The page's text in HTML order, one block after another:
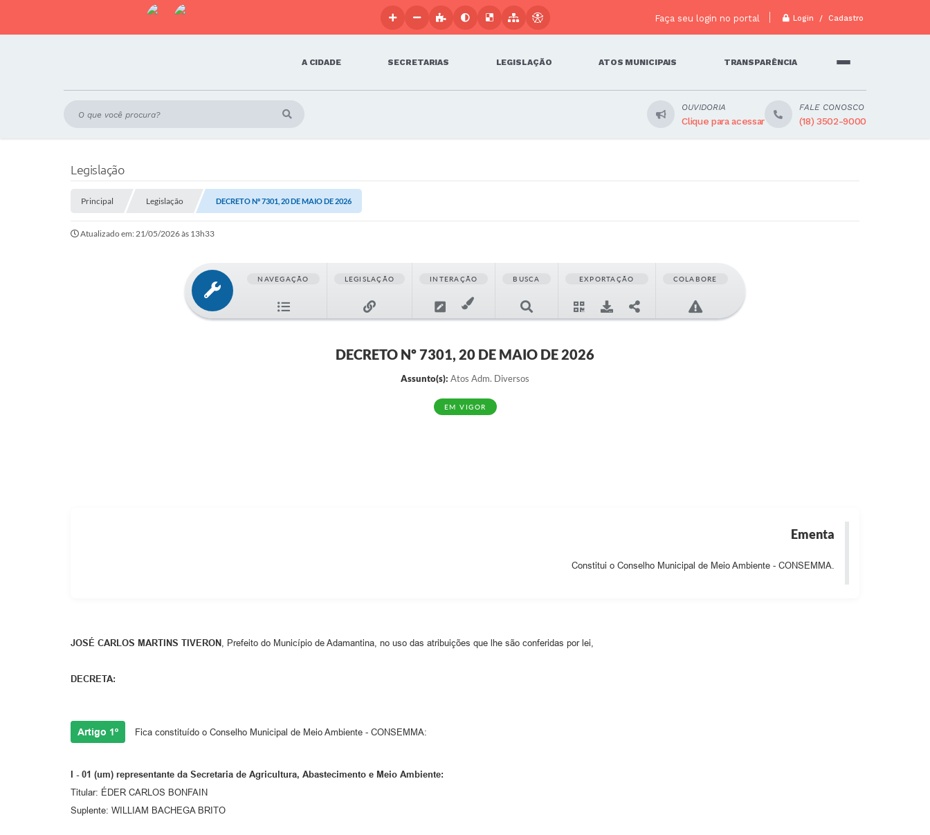
Faça seu login no portal Login / Cadastro
A CIDADE SECRETARIAS LEGISLAÇÃO ATOS MUNICIPAIS TRANSPARÊNCIA
OUVIDORIA
Clique para acessar
FALE CONOSCO
(18) 3502-9000
Legislação
Principal Legislação DECRETO Nº 7301, 20 DE MAIO DE 2026
Atualizado em: 21/05/2026 às 13h33
NAVEGAÇÃO LEGISLAÇÃO INTERAÇÃO BUSCA EXPORTAÇÃO COLABORE
DECRETO Nº 7301, 20 DE MAIO DE 2026
Assunto(s): Atos Adm. Diversos
EM VIGOR
Ementa
Constitui o Conselho Municipal de Meio Ambiente - CONSEMMA.
JOSÉ CARLOS MARTINS TIVERON , Prefeito do Município de Adamantina, no uso das atribuições que lhe são conferidas por lei,
DECRETA:
Artigo 1º Fica constituído o Conselho Municipal de Meio Ambiente - CONSEMMA:
I - 01 (um) representante da Secretaria de Agricultura, Abastecimento e Meio Ambiente:
Titular: ÉDER CARLOS BONFAIN
Suplente: WILLIAM BACHEGA BRITO